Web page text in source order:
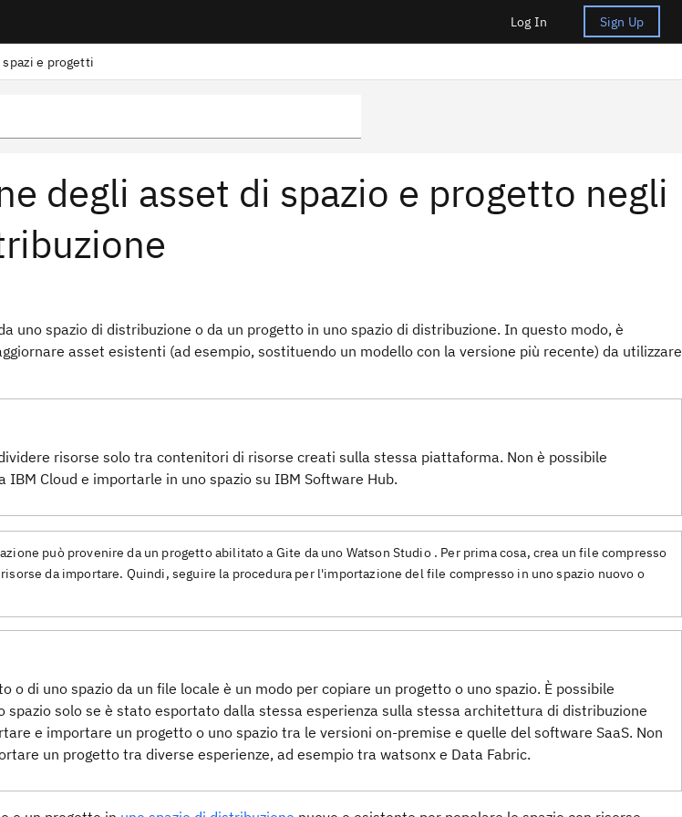
Log In Sign Up
e progetti
degli asset di spazio e progetto negli
uno spazio di distribuzione o da un progetto in uno spazio di distribuzione. In questo modo, è
asset esistenti (ad esempio, sostituendo un modello con la versione più recente) da utilizzare
risorse solo tra contenitori di risorse creati sulla stessa piattaforma. Non è possibile
IBM Cloud e importarle in uno spazio su IBM Software Hub.
può provenire da un progetto abilitato a Gite da uno Watson Studio . Per prima cosa, crea un file compresso
da importare. Quindi, seguire la procedura per l'importazione del file compresso in uno spazio nuovo o
o di uno spazio da un file locale è un modo per copiare un progetto o uno spazio. È possibile
spazio solo se è stato esportato dalla stessa esperienza sulla stessa architettura di distribuzione
e importare un progetto o uno spazio tra le versioni on-premise e quelle del software SaaS. Non
un progetto tra diverse esperienze, ad esempio tra watsonx e Data Fabric.